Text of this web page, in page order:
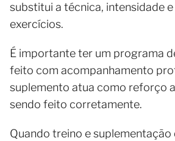
substitui a técnica, intensidade
exercícios.
É importante ter um programa
feito com acompanhamento
suplemento atua como reforço
sendo feito corretamente.
Quando treino e suplementação